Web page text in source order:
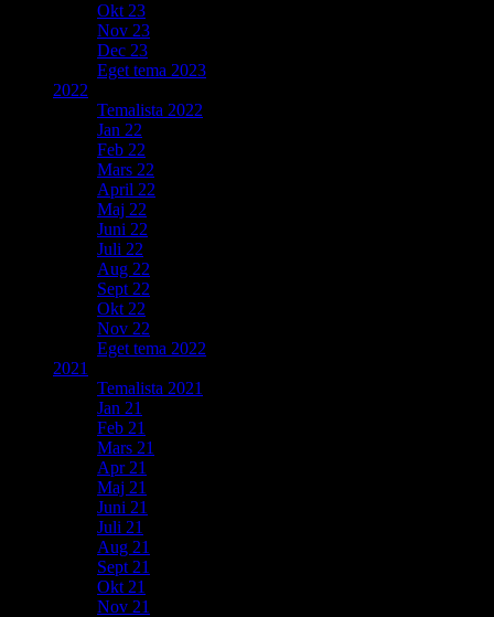
Okt 23
Nov 23
Dec 23
Eget tema 2023
2022
Temalista 2022
Jan 22
Feb 22
Mars 22
April 22
Maj 22
Juni 22
Juli 22
Aug 22
Sept 22
Okt 22
Nov 22
Eget tema 2022
2021
Temalista 2021
Jan 21
Feb 21
Mars 21
Apr 21
Maj 21
Juni 21
Juli 21
Aug 21
Sept 21
Okt 21
Nov 21